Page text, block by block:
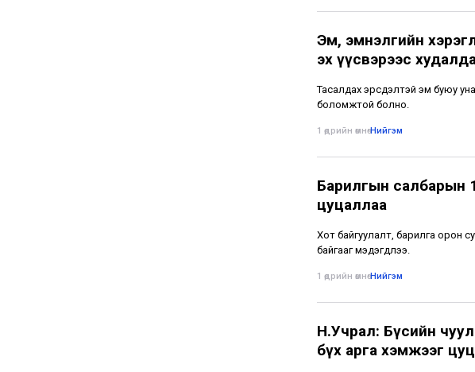
Эм, эмнэлгийн
эх үүсвэрээс
Тасалдах эрсдэлтэй эм буюу
боломжтой болно.
1 өдрийн өмнө•Нийгэм
Барилгын салбарын
цуцаллаа
Хот байгуулалт, барилга орон
байгааг мэдэгдлээ.
1 өдрийн өмнө•Нийгэм
Н.Учрал: Бүсийн
бүх арга хэмжээг